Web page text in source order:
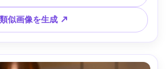
クリーンな色補正、ハイレゾ --ar 4:5
類似画像を生成 ↗